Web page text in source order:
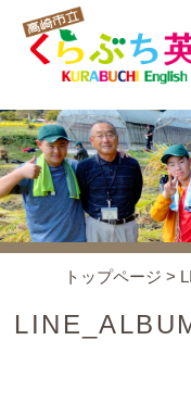
くらぶち英語村と
コンセプト
アクセス
トップページ >